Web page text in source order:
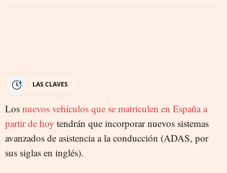
LAS CLAVES
Los nuevos vehículos que se matriculen en España a
partir de hoy tendrán que incorporar nuevos sistemas
avanzados de asistencia a la conducción (ADAS, por
sus siglas en inglés).